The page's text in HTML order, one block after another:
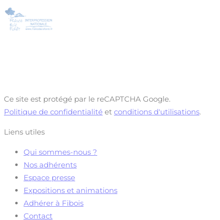
Ce site est protégé par le reCAPTCHA Google.
Politique de confidentialité et conditions d'utilisations.
Liens utiles
Qui sommes-nous ?
Nos adhérents
Espace presse
Expositions et animations
Adhérer à Fibois
Contact